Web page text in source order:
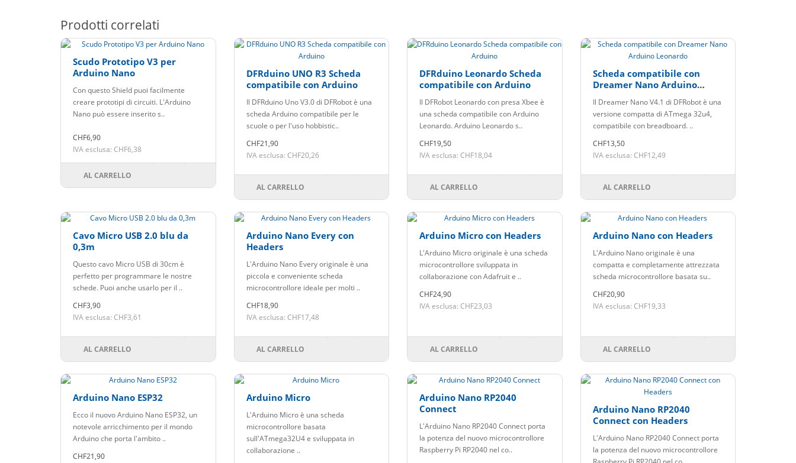
Prodotti correlati
Scudo Prototipo V3 per
Arduino Nano
Con questo Shield puoi facilmente
creare prototipi di circuiti. L'Arduino
Nano può essere inserito s..
CHF6,90
IVA esclusa: CHF6,38
AL CARRELLO
DFRduino UNO R3 Scheda
compatibile con Arduino
Il DFRduino Uno V3.0 di DFRobot è una
scheda Arduino compatibile per le
scuole o per l'uso hobbistic..
CHF21,90
IVA esclusa: CHF20,26
AL CARRELLO
DFRduino Leonardo Scheda
compatibile con Arduino
Il DFRobot Leonardo con presa Xbee è
una scheda compatibile con Arduino
Leonardo. Arduino Leonardo s..
CHF19,50
IVA esclusa: CHF18,04
AL CARRELLO
Scheda compatibile con
Dreamer Nano Arduino
Il Dreamer Nano V4.1 di DFRobot è una
versione compatta di ATmega 32u4,
compatibile con breadboard. ..
CHF13,50
IVA esclusa: CHF12,49
AL CARRELLO
Cavo Micro USB 2.0 blu da
0,3m
Questo cavo Micro USB di 30cm è
perfetto per programmare le nostre
schede. Puoi anche usarlo per il ..
CHF3,90
IVA esclusa: CHF3,61
AL CARRELLO
Arduino Nano Every con
Headers
L'Arduino Nano Every originale è una
piccola e conveniente scheda
microcontrollore ideale per molti ..
CHF18,90
IVA esclusa: CHF17,48
AL CARRELLO
Arduino Micro con Headers
L'Arduino Micro originale è una scheda
microcontrollore sviluppata in
collaborazione con Adafruit e ..
CHF24,90
IVA esclusa: CHF23,03
AL CARRELLO
Arduino Nano con Headers
L'Arduino Nano originale è una
compatta e completamente attrezzata
scheda microcontrollore basata su..
CHF20,90
IVA esclusa: CHF19,33
AL CARRELLO
Arduino Nano ESP32
Ecco il nuovo Arduino Nano ESP32, un
notevole arricchimento per il mondo
Arduino che porta l'ambito ..
CHF21,90
Arduino Micro
L'Arduino Micro è una scheda
microcontrollore basata
sull'ATmega32U4 e sviluppata in
collaborazione ..
Arduino Nano RP2040
Connect
L'Arduino Nano RP2040 Connect porta
la potenza del nuovo microcontrollore
Raspberry Pi RP2040 nel co..
Arduino Nano RP2040
Connect con Headers
L'Arduino Nano RP2040 Connect porta
la potenza del nuovo microcontrollore